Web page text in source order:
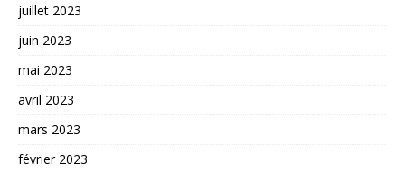
juillet 2023
juin 2023
mai 2023
avril 2023
mars 2023
février 2023